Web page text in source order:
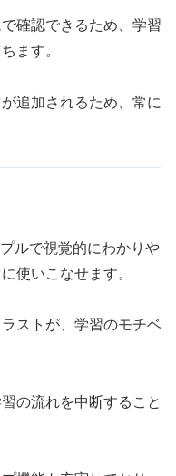
確認できるため、学習
ます。
追加されるため、常に
ルで視覚的にわかりや
使いこなせます。
ストが、学習のモチベ
の流れを中断すること